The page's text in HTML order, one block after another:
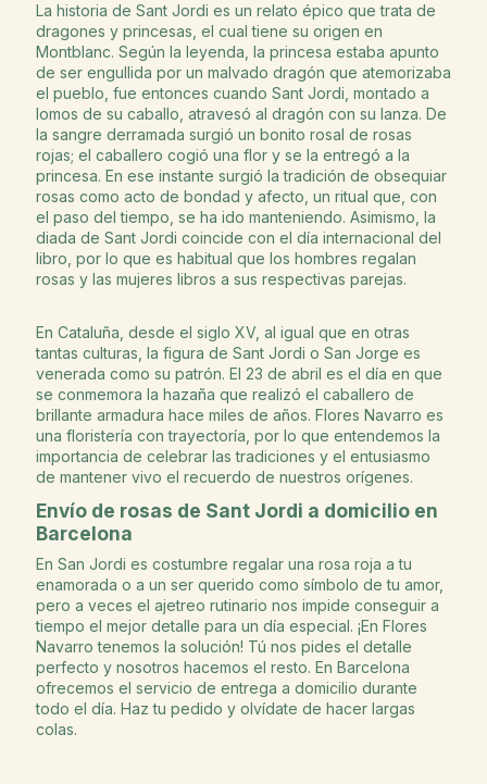
La historia de Sant Jordi es un relato épico que trata de
dragones y princesas, el cual tiene su origen en
Montblanc. Según la leyenda, la princesa estaba apunto
de ser engullida por un malvado dragón que atemorizaba
el pueblo, fue entonces cuando Sant Jordi, montado a
lomos de su caballo, atravesó al dragón con su lanza. De
la sangre derramada surgió un bonito rosal de rosas
rojas; el caballero cogió una flor y se la entregó a la
princesa. En ese instante surgió la tradición de obsequiar
rosas como acto de bondad y afecto, un ritual que, con
el paso del tiempo, se ha ido manteniendo. Asimismo, la
diada de Sant Jordi coincide con el día internacional del
libro, por lo que es habitual que los hombres regalan
rosas y las mujeres libros a sus respectivas parejas.
En Cataluña, desde el siglo XV, al igual que en otras
tantas culturas, la figura de Sant Jordi o San Jorge es
venerada como su patrón. El 23 de abril es el día en que
se conmemora la hazaña que realizó el caballero de
brillante armadura hace miles de años. Flores Navarro es
una floristería con trayectoría, por lo que entendemos la
importancia de celebrar las tradiciones y el entusiasmo
de mantener vivo el recuerdo de nuestros orígenes.
Envío de rosas de Sant Jordi a domicilio en
Barcelona
En San Jordi es costumbre regalar una rosa roja a tu
enamorada o a un ser querido como símbolo de tu amor,
pero a veces el ajetreo rutinario nos impide conseguir a
tiempo el mejor detalle para un día especial. ¡En Flores
Navarro tenemos la solución! Tú nos pides el detalle
perfecto y nosotros hacemos el resto. En Barcelona
ofrecemos el servicio de entrega a domicilio durante
todo el día. Haz tu pedido y olvídate de hacer largas
colas.